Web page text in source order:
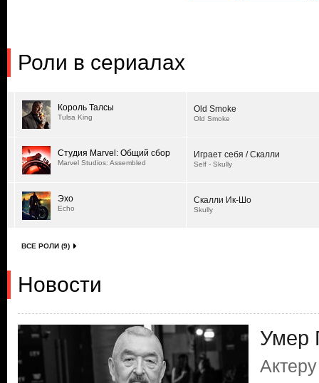
Роли в сериалах
Король Талсы
Tulsa King
Old Smoke
Old Smoke
Студия Marvel: Общий сбор
Marvel Studios: Assembled
Играет себя / Скалли
Self - Skully
Эхо
Echo
Скалли Ик-Шо
Skully
ВСЕ РОЛИ (9)
Новости
Умер